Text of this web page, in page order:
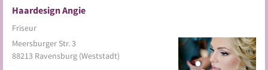
Haardesign Angie
Friseur
Meersburger Str. 3
88213 Ravensburg (Weststadt)